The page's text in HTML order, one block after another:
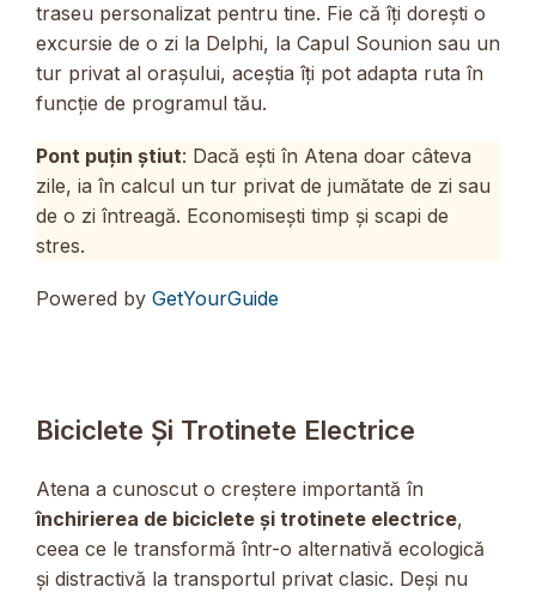
traseu personalizat pentru tine. Fie că îți dorești o
excursie de o zi la Delphi, la Capul Sounion sau un
tur privat al orașului, aceștia îți pot adapta ruta în
funcție de programul tău.
Pont puțin știut: Dacă ești în Atena doar câteva
zile, ia în calcul un tur privat de jumătate de zi sau
de o zi întreagă. Economisești timp și scapi de
stres.
Powered by GetYourGuide
Biciclete Și Trotinete Electrice
Atena a cunoscut o creștere importantă în
închirierea de biciclete și trotinete electrice,
ceea ce le transformă într-o alternativă ecologică
și distractivă la transportul privat clasic. Deși nu